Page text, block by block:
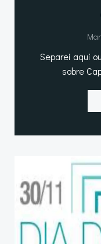
Separei aqui
sobre